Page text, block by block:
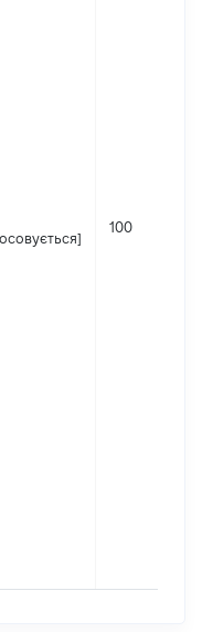
100